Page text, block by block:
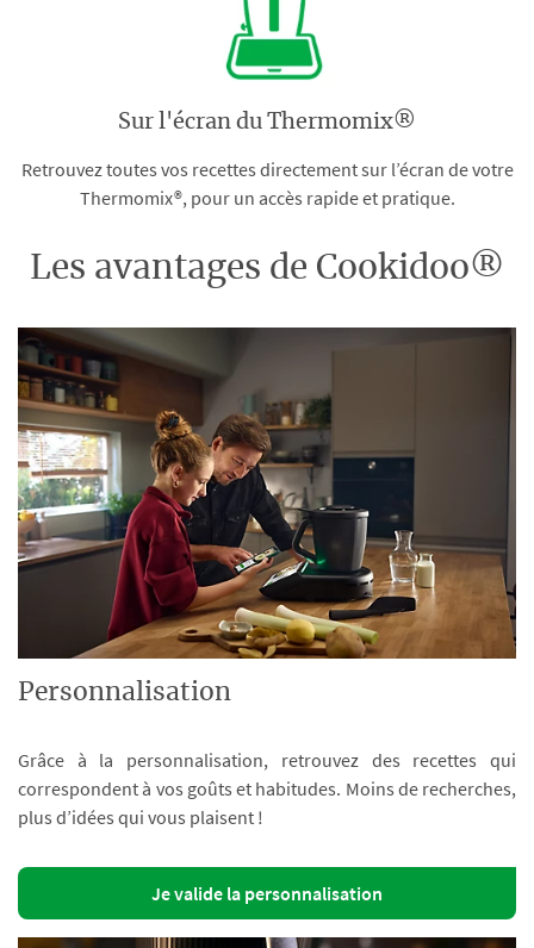
Sur l'écran du Thermomix®
Retrouvez toutes vos recettes directement sur l’écran de votre
Thermomix®, pour un accès rapide et pratique.
Les avantages de Cookidoo®
Personnalisation
Grâce à la personnalisation, retrouvez des recettes qui
correspondent à vos goûts et habitudes. Moins de recherches,
plus d’idées qui vous plaisent !
Je valide la personnalisation